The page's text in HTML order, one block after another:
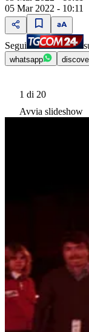
05 Mar 2022 - 10:11
Segui
whatsapp
1 di 20
Avvia slideshow